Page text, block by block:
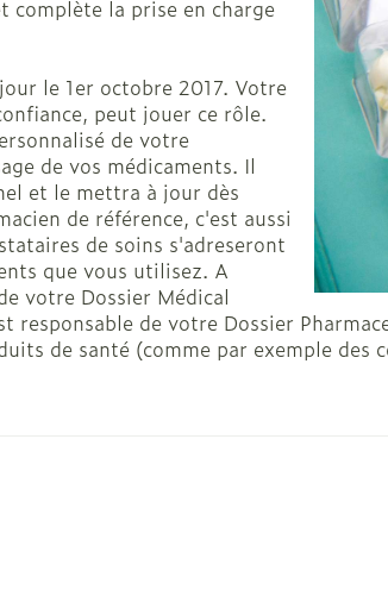
complète la prise en charge
le 1er octobre 2017. Votre
peut jouer ce rôle.
de votre
de vos médicaments. Il
et le mettra à jour dès
de référence, c'est aussi
de soins s'adreseront
que vous utilisez. A
votre Dossier Médical
responsable de votre Dossier
de santé (comme par exemple